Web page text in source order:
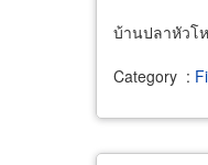
บ้านปลาหัวโ
Category :